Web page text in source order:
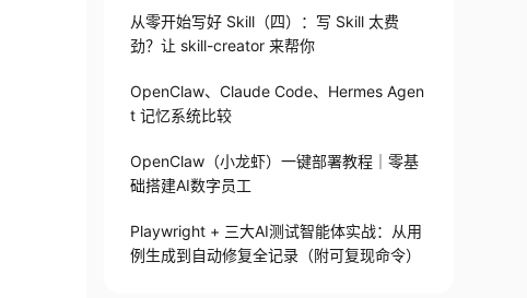
从零开始写好 Skill（四）：写 Skill 太费
劲？让 skill-creator 来帮你
OpenClaw、Claude Code、Hermes Agen
t 记忆系统比较
OpenClaw（小龙虾）一键部署教程｜零基
础搭建AI数字员工
Playwright + 三大AI测试智能体实战：从用
例生成到自动修复全记录（附可复现命令）